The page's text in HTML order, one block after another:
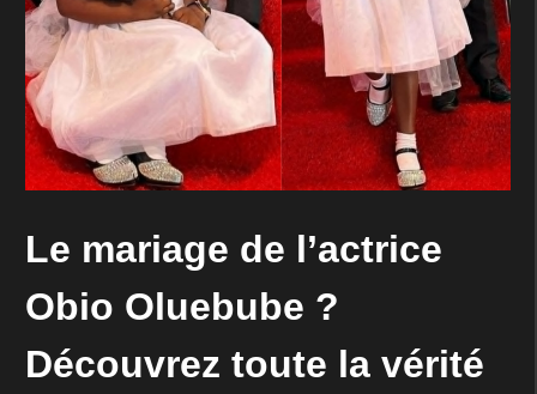
Le mariage de l’actrice
Obio Oluebube ?
Découvrez toute la vérité